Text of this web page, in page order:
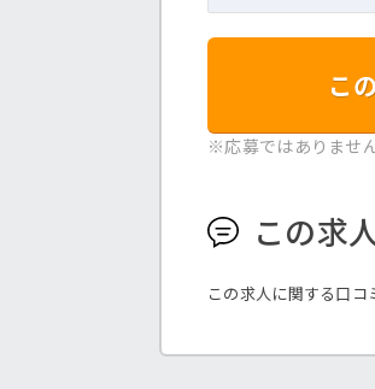
こ
※応募ではありませ
この求
この求人に関する口コ